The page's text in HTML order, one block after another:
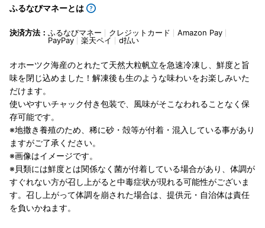
ふるなびマネーとは
決済方法： ふるなびマネー クレジットカード
Amazon Pay
PayPay
楽天ペイ d払い
オホーツク海産のとれたて天然大粒帆立を急速冷凍し、鮮度と旨
味を閉じ込めました！解凍後も生のような味わいをお楽しみいた
だけます。
使いやすいチャック付き包装で、風味がそこなわれることなく保
存可能です。
※地撒き養殖のため、稀に砂・殻等が付着・混入している事があり
ますがご了承ください。
※画像はイメージです。
※貝類には鮮度とは関係なく菌が付着している場合があり、体調が
すぐれない方が召し上がると中毒症状が現れる可能性がございま
す。召し上がって体調を崩された場合は、提供元・自治体は責任
を負いかねます。